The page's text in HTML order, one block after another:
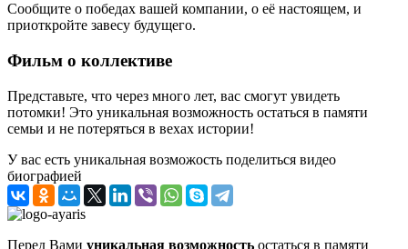
Сообщите о победах вашей компании, о её настоящем, и
приоткройте завесу будущего.
Фильм о коллективе
Представьте, что через много лет, вас смогут увидеть
потомки! Это уникальная возможность остаться в памяти
семьи и не потеряться в вехах истории!
У вас есть уникальная возможость поделиться видео
биографией
Перед Вами уникальная возможность остаться в памяти